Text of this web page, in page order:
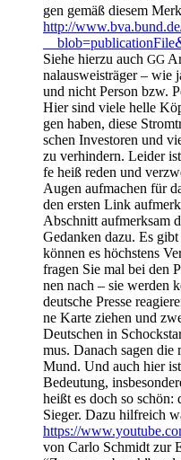
gen gemäß die­sem
http://
__blob=publicationFile
Sie­he hier­zu auch GG
nal­aus­wei­strä­ger – wie
und nicht Per­son bzw.
Hier sind vie­le hel­le
gen haben, die­se
schen Inves­to­ren und
zu ver­hin­dern. Lei­der
fe heiß reden und
Augen auf­ma­chen für
den ers­ten Link
Abschnitt auf­merk­sam
Gedan­ken dazu. Es
kön­nen es höchs­tens
fra­gen Sie mal bei den
nen nach – sie wer­den
deut­sche Pres­se
ne Kar­te zie­hen und
Deut­schen in
mus. Danach sagen die
Mund. Und auch hier
Bedeu­tung,
heißt es doch so schön:
Sie­ger. Dazu hilf­reich
https://
von Car­lo Schmidt zur